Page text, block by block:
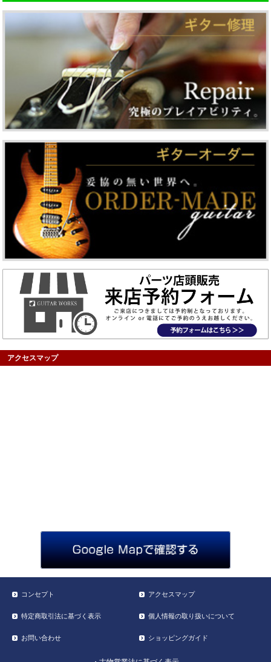
アクセスマップ
コンセプト アクセスマップ
特定商取引法に基づく表示 個人情報の取り扱いについて
お問い合わせ ショッピングガイド